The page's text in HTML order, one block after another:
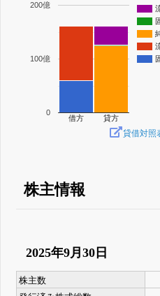
借方 貸方
0
100億
200億
貸借対照
株主情報
2025年9月30日
株主数